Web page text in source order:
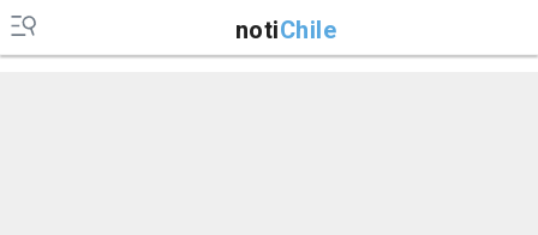
notiChile